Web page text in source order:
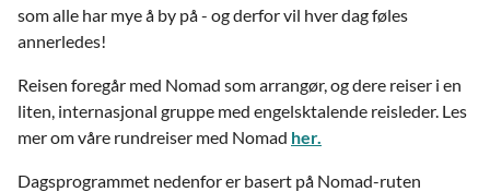
som alle har mye å by på - og derfor vil hver dag føles
annerledes!
Reisen foregår med Nomad som arrangør, og dere reiser i en
liten, internasjonal gruppe med engelsktalende reisleder. Les
mer om våre rundreiser med Nomad her.
Dagsprogrammet nedenfor er basert på Nomad-ruten